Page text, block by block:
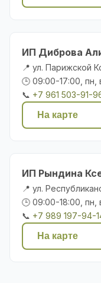
ИП Диброва
📍 ул. Парижской
🕒 09:00-17:00, пн,
📞 +7 961 503-91-
На карте
ИП Рындина
📍 ул.
🕒 09:00-18:00, пн,
📞 +7 989 197-94-
На карте